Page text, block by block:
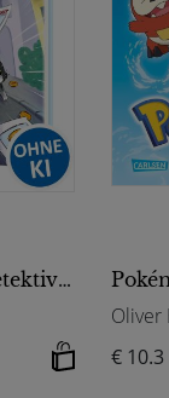
Die Katzen-Detektive (Band 1) - Ein Fall für die Samtpfoten
Oliver
€ 10.3